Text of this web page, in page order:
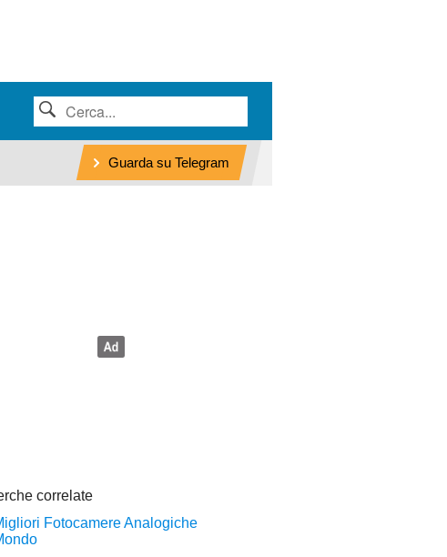
Guarda su Telegram